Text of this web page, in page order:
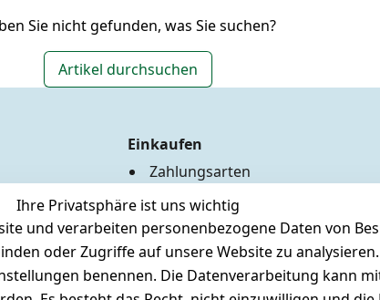
Sie nicht gefunden, was Sie suchen?
Artikel durchsuchen
Ihre Privatsphäre ist uns wichtig
und verarbeiten personenbezogene Daten von
oder Zugriffe auf unsere Website zu
benennen. Die Datenverarbeitung kann
Einkaufen
Zahlungsarten
Hilfe
Batterieentsorgung
Märklin Insider Club
Unser Ladengeschäft